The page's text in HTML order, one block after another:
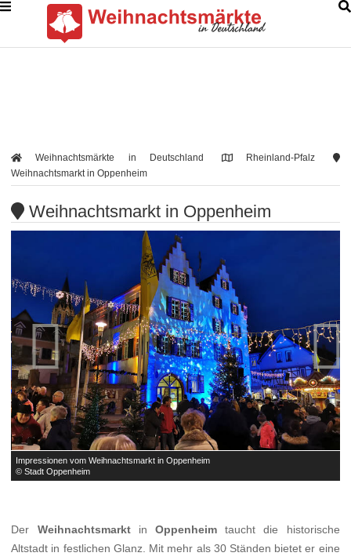
Weihnachtsmärkte in Deutschland
Rheinland-Pfalz
Weihnachtsmarkt in Oppenheim
Weihnachtsmarkt in Oppenheim
Impressionen vom Weihnachtsmarkt in Oppenheim
© Stadt Oppenheim
 
Der Weihnachtsmarktin Oppenheim taucht die historische
Altstadt in festlichen Glanz. Mit mehr als 30 Ständen bietet er eine